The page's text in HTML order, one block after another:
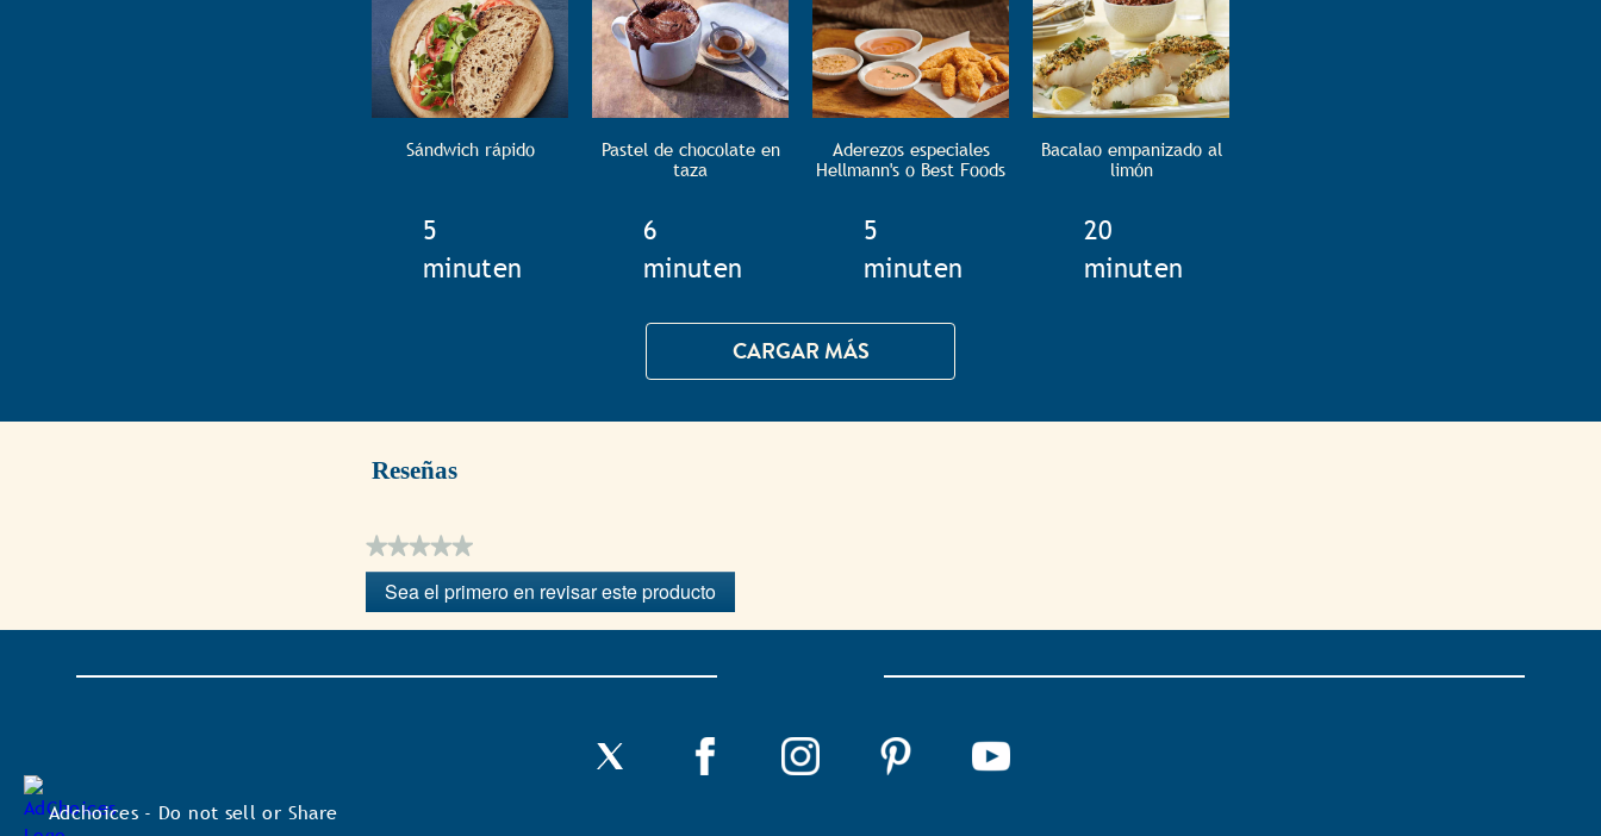
Sándwich rápido
TotalTime
5
minuten
Pastel de chocolate en
taza
TotalTime
6
minuten
Aderezos especiales
Hellmann's o Best Foods
TotalTime
5
minuten
Bacalao empanizado al
limón
TotalTime
20
minuten
CARGAR MÁS
Reseñas
★★★★★
Sin
puntuación
Sea el primero en revisar este producto
.
Con
acción
Adchoices - Do not sell or Share